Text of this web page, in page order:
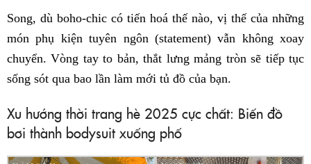
Song, dù boho-chic có tiến hoá thế nào, vị thế của những
món phụ kiện tuyên ngôn (statement) vẫn không xoay
chuyển. Vòng tay to bản, thắt lưng mảng tròn sẽ tiếp tục
sống sót qua bao lần làm mới tủ đồ của bạn.
Xu hướng thời trang hè 2025 cực chất: Biến đồ
bơi thành bodysuit xuống phố